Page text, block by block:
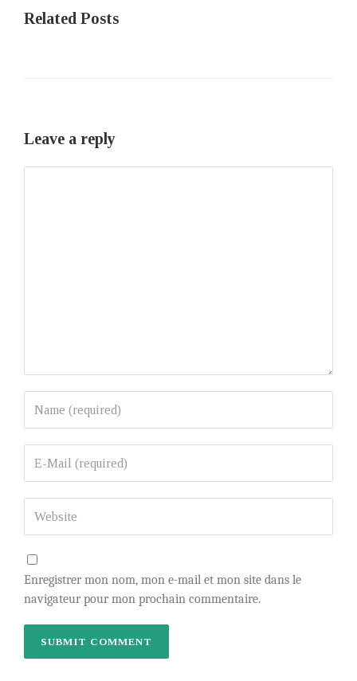
Related Posts
Leave a reply
Enregistrer mon nom, mon e-mail et mon site dans le
navigateur pour mon prochain commentaire.